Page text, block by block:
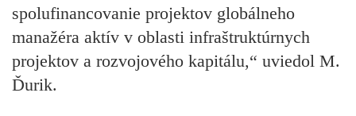
spolufinancovanie projektov globálneho
manažéra aktív v oblasti infraštruktúrnych
projektov a rozvojového kapitálu,“ uviedol M.
Ďurik.